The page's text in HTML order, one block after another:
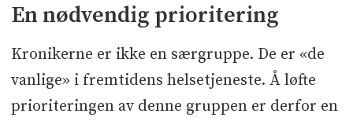
En nødvendig prioritering
Kronikerne er ikke en særgruppe. De er «de
vanlige» i fremtidens helsetjeneste. Å løfte
prioriteringen av denne gruppen er derfor en